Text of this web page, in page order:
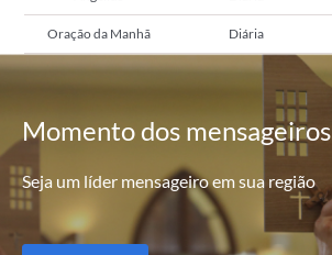
Oração da Manhã Diária
Momentodos mensageiros
Seja um líder mensageiro em sua região